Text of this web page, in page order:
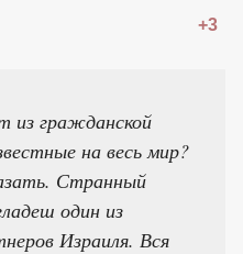
+3
из гражданской
на весь мир?
Странный
один из
Израиля. Вся